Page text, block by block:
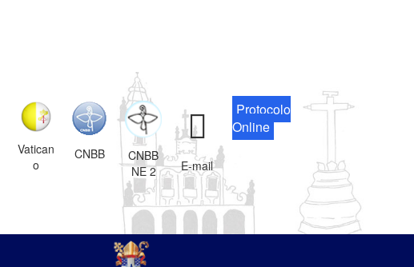
Vatican
o
CNBB
CNBB
NE 2
E-mail
Protocolo
Online